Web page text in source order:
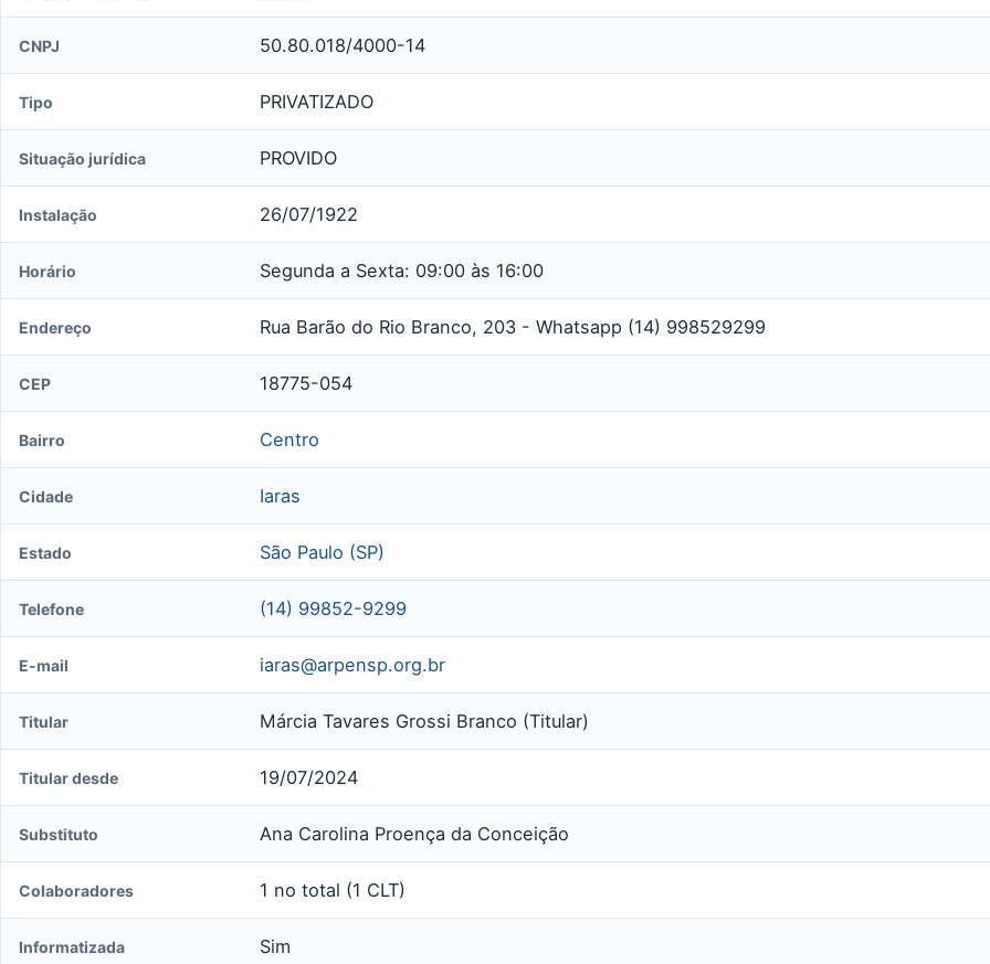
CNPJ 50.80.018/4000-14
Tipo PRIVATIZADO
Situação jurídica PROVIDO
Instalação 26/07/1922
Horário Segunda a Sexta: 09:00 às 16:00
Endereço Rua Barão do Rio Branco, 203 - Whatsapp (14) 998529299
CEP 18775-054
Bairro Centro
Cidade Iaras
Estado São Paulo (SP)
Telefone (14) 99852-9299
E-mail iaras@arpensp.org.br
Titular Márcia Tavares Grossi Branco (Titular)
Titular desde 19/07/2024
Substituto Ana Carolina Proença da Conceição
Colaboradores 1 no total (1 CLT)
Informatizada Sim